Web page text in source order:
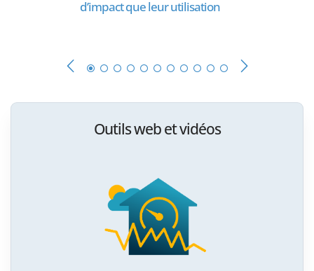
d’impact que leur utilisation
Outils web et vidéos